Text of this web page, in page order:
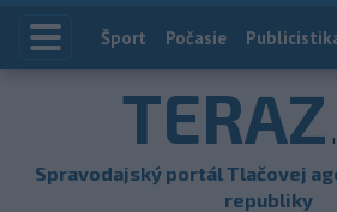
Index
Šport Počasie
TERAZ
Spravodajský portál Tlačovej
republiky